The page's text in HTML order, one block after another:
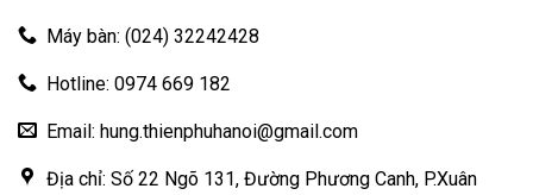
Máy bàn: (024) 32242428
Hotline: 0974 669 182
Email: hung.thienphuhanoi@gmail.com
Địa chỉ: Số 22 Ngõ 131, Đường Phương Canh, P.Xuân